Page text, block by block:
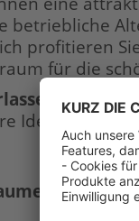
betriebliche
profitieren
für die
Sie
Ideen und
– Ihr